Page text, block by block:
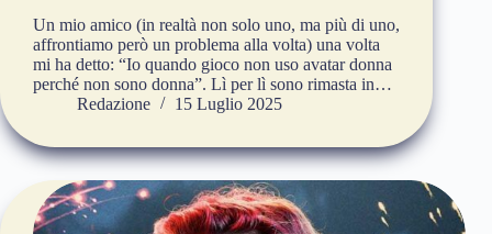
Un mio amico (in realtà non solo uno, ma più di uno,
affrontiamo però un problema alla volta) una volta
mi ha detto: “Io quando gioco non uso avatar donna
perché non sono donna”. Lì per lì sono rimasta in…
Redazione
15 Luglio 2025